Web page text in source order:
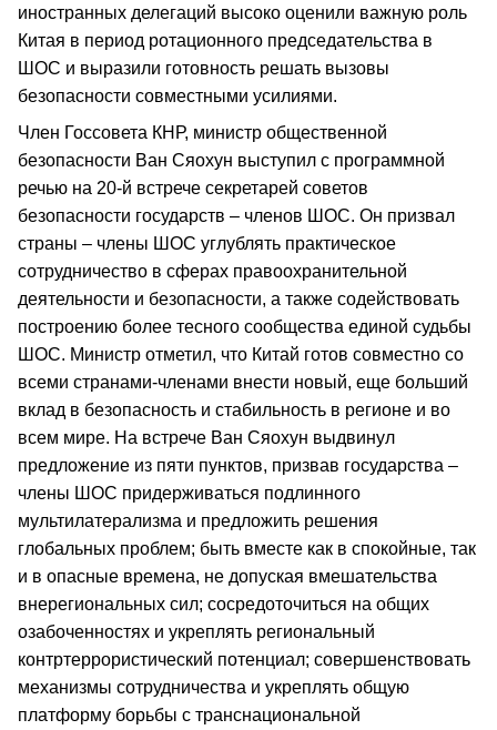
иностранных делегаций высоко оценили важную роль
Китая в период ротационного председательства в
ШОС и выразили готовность решать вызовы
безопасности совместными усилиями.
Член Госсовета КНР, министр общественной
безопасности Ван Сяохун выступил с программной
речью на 20-й встрече секретарей советов
безопасности государств – членов ШОС. Он призвал
страны – члены ШОС углублять практическое
сотрудничество в сферах правоохранительной
деятельности и безопасности, а также содействовать
построению более тесного сообщества единой судьбы
ШОС. Министр отметил, что Китай готов совместно со
всеми странами-членами внести новый, еще больший
вклад в безопасность и стабильность в регионе и во
всем мире. На встрече Ван Сяохун выдвинул
предложение из пяти пунктов, призвав государства –
члены ШОС придерживаться подлинного
мультилатерализма и предложить решения
глобальных проблем; быть вместе как в спокойные, так
и в опасные времена, не допуская вмешательства
внерегиональных сил; сосредоточиться на общих
озабоченностях и укреплять региональный
контртеррористический потенциал; совершенствовать
механизмы сотрудничества и укреплять общую
платформу борьбы с транснациональной